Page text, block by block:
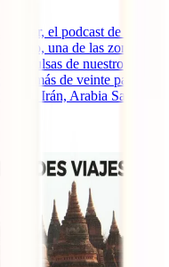
viajar, el podcast de IATI
una de las zonas
convulsas de nuestro
los más de veinte países
Iraq, Irán, Arabia Saudita